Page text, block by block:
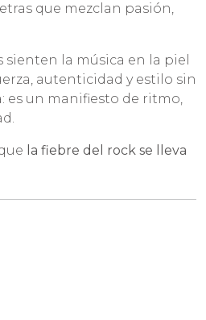
que mezclan pasión,
sienten la música en la piel
autenticidad y estilo sin
es un manifiesto de ritmo,
la fiebre del rock se lleva